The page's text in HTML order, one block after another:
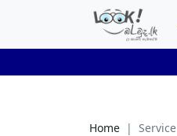
Home Service